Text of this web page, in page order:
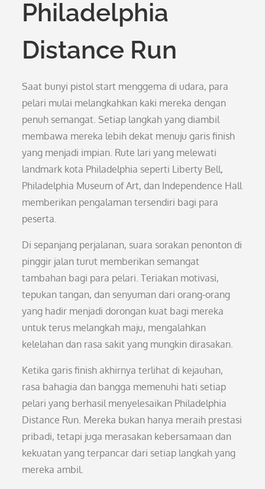
Philadelphia
Distance Run
Saat bunyi pistol start menggema di udara, para
pelari mulai melangkahkan kaki mereka dengan
penuh semangat. Setiap langkah yang diambil
membawa mereka lebih dekat menuju garis finish
yang menjadi impian. Rute lari yang melewati
landmark kota Philadelphia seperti Liberty Bell,
Philadelphia Museum of Art, dan Independence Hall
memberikan pengalaman tersendiri bagi para
peserta.
Di sepanjang perjalanan, suara sorakan penonton di
pinggir jalan turut memberikan semangat
tambahan bagi para pelari. Teriakan motivasi,
tepukan tangan, dan senyuman dari orang-orang
yang hadir menjadi dorongan kuat bagi mereka
untuk terus melangkah maju, mengalahkan
kelelahan dan rasa sakit yang mungkin dirasakan.
Ketika garis finish akhirnya terlihat di kejauhan,
rasa bahagia dan bangga memenuhi hati setiap
pelari yang berhasil menyelesaikan Philadelphia
Distance Run. Mereka bukan hanya meraih prestasi
pribadi, tetapi juga merasakan kebersamaan dan
kekuatan yang terpancar dari setiap langkah yang
mereka ambil.